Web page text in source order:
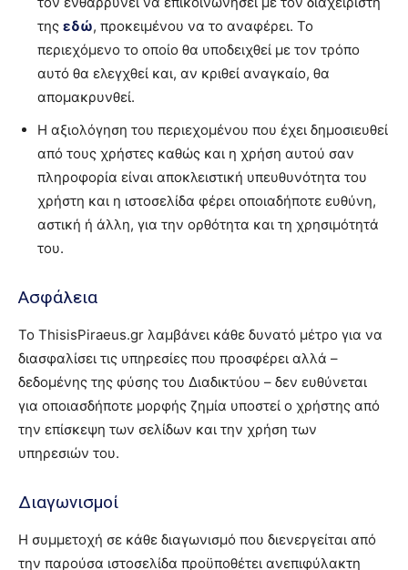
της εδώ, προκειμένου να το αναφέρει. Το
περιεχόμενο το οποίο θα υποδειχθεί με τον τρόπο
αυτό θα ελεγχθεί και, αν κριθεί αναγκαίο, θα
απομακρυνθεί.
Η αξιολόγηση του περιεχομένου που έχει δημοσιευθεί
από τους χρήστες καθώς και η χρήση αυτού σαν
πληροφορία είναι αποκλειστική υπευθυνότητα του
χρήστη και η ιστοσελίδα φέρει οποιαδήποτε ευθύνη,
αστική ή άλλη, για την ορθότητα και τη χρησιμότητά
του.
Ασφάλεια
Το ThisisPiraeus.gr λαμβάνει κάθε δυνατό μέτρο για να
διασφαλίσει τις υπηρεσίες που προσφέρει αλλά –
δεδομένης της φύσης του Διαδικτύου – δεν ευθύνεται
για οποιασδήποτε μορφής ζημία υποστεί ο χρήστης από
την επίσκεψη των σελίδων και την χρήση των
υπηρεσιών του.
Διαγωνισμοί
Η συμμετοχή σε κάθε διαγωνισμό που διενεργείται από
την παρούσα ιστοσελίδα προϋποθέτει ανεπιφύλακτη